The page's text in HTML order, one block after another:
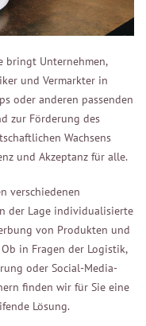
bringt Unternehmen,
und Vermarkter in
oder anderen passenden
zur Förderung des
Wachsens
und Akzeptanz für alle.
verschiedenen
der Lage individualisierte
von Produkten und
in Fragen der Logistik,
oder Social-Media-
finden wir für Sie eine
Lösung.